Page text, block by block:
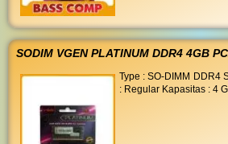
SODIM VGEN PLATINUM DDR4 4GB
Type : SO-DIMM DDR4
: Regular Kapasitas : 4